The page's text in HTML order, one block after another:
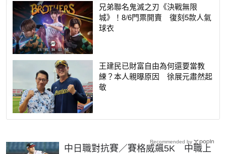
兄弟聯名鬼滅之刃《決戰無限
城》！8/6門票開賣 復刻5款人氣
球衣
王建民已財富自由為何還要當教
練？本人親曝原因 徐展元肅然起
敬
中日職對抗賽／賽格威飆5K 中職上
Recommended by